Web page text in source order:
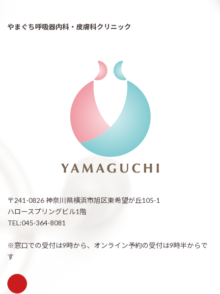
やまぐち呼吸器内科・皮膚科クリニック
〒241-0826 神奈川県横浜市旭区東希望が丘105-1
ハロースプリングビル1階
TEL:045-364-8081
※窓口での受付は9時から、オンライン予約の受付は9時半からで
す